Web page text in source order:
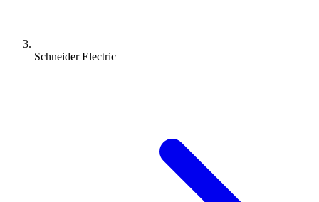
Schneider Electric